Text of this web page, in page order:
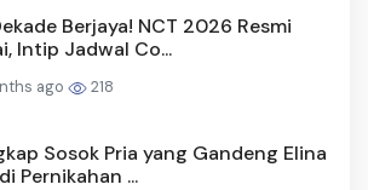
Berjaya! NCT 2026 Resmi
Intip Jadwal Co...
ago 218
Sosok Pria yang Gandeng Elina
Pernikahan ...